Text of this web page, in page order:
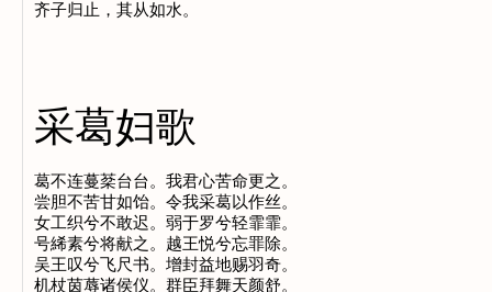
采葛妇歌
葛不连蔓棻台台。我君心苦命更之。
尝胆不苦甘如饴。令我采葛以作丝。
女工织兮不敢迟。弱于罗兮轻霏霏。
号絺素兮将献之。越王悦兮忘罪除。
吴王叹兮飞尺书。增封益地赐羽奇。
机杖茵蓐诸侯仪。群臣拜舞天颜舒。